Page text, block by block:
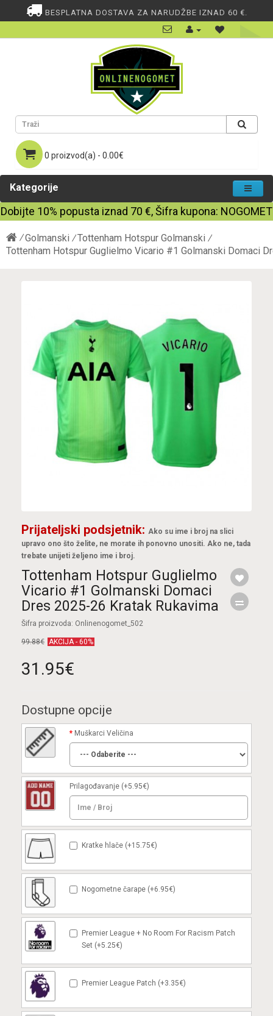
BESPLATNA DOSTAVA ZA NARUDŽBE IZNAD 60 €.
0 proizvod(a) - 0.00€
Kategorije
Dobijte 10% popusta iznad 70 €, Šifra kupona: NOGOMET
Golmanski
Tottenham Hotspur Golmanski
Tottenham Hotspur Guglielmo Vicario #1 Golmanski Domaci
Prijateljski podsjetnik: Ako su ime i broj na slici
upravo ono što želite, ne morate ih ponovno unositi. Ako ne, tada
trebate unijeti željeno ime i broj.
Tottenham Hotspur Guglielmo
Vicario #1 Golmanski Domaci
Dres 2025-26 Kratak Rukavima
Šifra proizvoda: Onlinenogomet_502
99.88€ AKCIJA - 60%
31.95€
Dostupne opcije
Muškarci Veličina
Prilagođavanje (+5.95€)
Kratke hlače (+15.75€)
Nogometne čarape (+6.95€)
Premier League + No Room For Racism Patch
Set (+5.25€)
Premier League Patch (+3.35€)